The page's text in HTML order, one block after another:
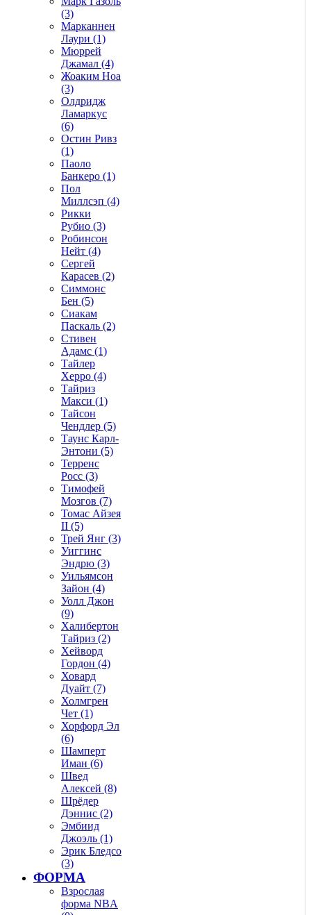
(3)
Марканнен
Лаури (1)
Мюррей
Джамал (4)
Жоаким Ноа
(3)
Олдридж
Ламаркус
(6)
Остин Ривз
(1)
Паоло
Банкеро (1)
Пол
Миллсэп (4)
Рикки
Рубио (3)
Робинсон
Нейт (4)
Сергей
Карасев (2)
Симмонс
Бен (5)
Сиакам
Паскаль (2)
Стивен
Адамс (1)
Тайлер
Херро (4)
Тайриз
Макси (1)
Тайсон
Чендлер (5)
Таунс Карл-
Энтони (5)
Терренс
Росс (3)
Тимофей
Мозгов (7)
Томас Айзея
II (5)
Трей Янг (3)
Уиггинс
Эндрю (3)
Уильямсон
Зайон (4)
Уолл Джон
(9)
Халибертон
Тайриз (2)
Хейворд
Гордон (4)
Ховард
Дуайт (7)
Холмгрен
Чет (1)
Хорфорд Эл
(6)
Шамперт
Иман (6)
Швед
Алексей (8)
Шрёдер
Дэннис (2)
Эмбиид
Джоэль (1)
Эрик Бледсо
(3)
ФОРМА
Взрослая
форма NBA